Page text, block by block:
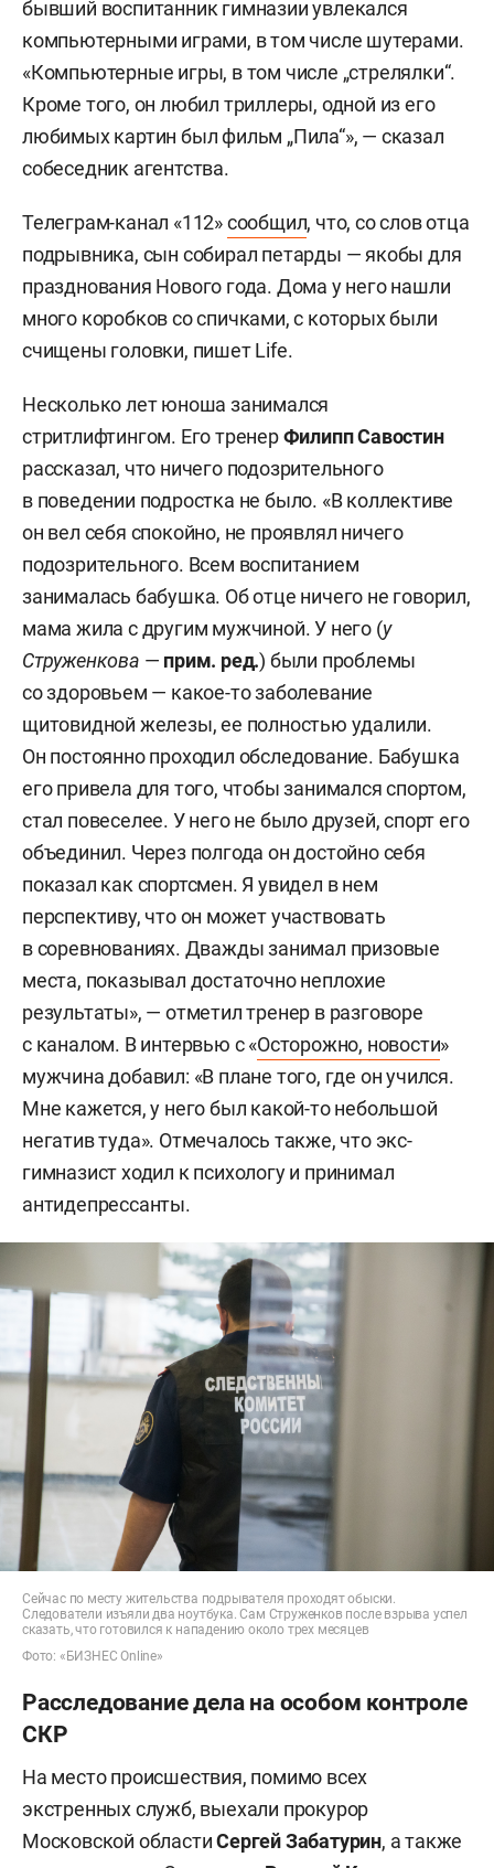
бывший воспитанник гимназии увлекался
компьютерными играми, в том числе шутерами.
«Компьютерные игры, в том числе „стрелялки“.
Кроме того, он любил триллеры, одной из его
любимых картин был фильм „Пила“», — сказал
собеседник агентства.
Телеграм-канал «112»сообщил, что, со слов отца
подрывника, сын собирал петарды — якобы для
празднования Нового года. Дома у него нашли
много коробков со спичками, с которых были
счищены головки, пишет Life.
Несколько лет юноша занимался
стритлифтингом. Его тренерФилипп Савостин
рассказал, что ничего подозрительного
в поведении подростка не было. «В коллективе
он вел себя спокойно, не проявлял ничего
подозрительного. Всем воспитанием
занималась бабушка. Об отце ничего не говорил,
мама жила с другим мужчиной. У него (у
Струженкова — прим. ред.) были проблемы
со здоровьем — какое-то заболевание
щитовидной железы, ее полностью удалили.
Он постоянно проходил обследование. Бабушка
его привела для того, чтобы занимался спортом,
стал повеселее. У него не было друзей, спорт его
объединил. Через полгода он достойно себя
показал как спортсмен. Я увидел в нем
перспективу, что он может участвовать
в соревнованиях. Дважды занимал призовые
места, показывал достаточно неплохие
результаты», — отметил тренер в разговоре
с каналом. В интервью с «Осторожно, новости»
мужчина добавил: «В плане того, где он учился.
Мне кажется, у него был какой-то небольшой
негатив туда». Отмечалось также, что экс-
гимназист ходил к психологу и принимал
антидепрессанты.
Сейчас по месту жительства подрывателя проходят обыски.
Следователи изъяли два ноутбука. Сам Струженков после взрыва успел
сказать, что готовился к нападению около трех месяцев
Фото: «БИЗНЕС Online»
Расследование дела на особом контроле
СКР
На место происшествия, помимо всех
экстренных служб, выехали прокурор
Московской областиСергей Забатурин, а также